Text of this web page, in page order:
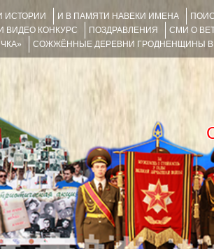
ИСТОРИИ И В ПАМЯТИ НАВЕКИ ИМЕНА
ВИДЕО КОНКУРС ПОЗДРАВЛЕНИЯ СМИ О
СОЖЖЁННЫЕ ДЕРЕВНИ ГРОДНЕНЩИНЫ В